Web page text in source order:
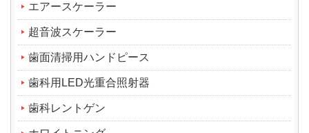
エアースケーラー
超音波スケーラー
歯面清掃用ハンドピース
歯科用LED光重合照射器
歯科レントゲン